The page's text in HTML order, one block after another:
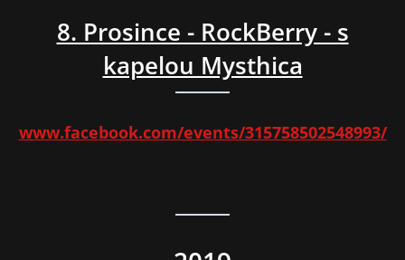
8. Prosince - RockBerry - s
kapelou Mysthica
www.facebook.com/events/315758502548993/